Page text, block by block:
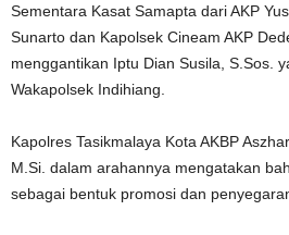
Sementara Kasat Samapta dari AKP
Sunarto dan Kapolsek Cineam AKP
menggantikan Iptu Dian Susila, S.Sos.
Wakapolsek Indihiang.
Kapolres Tasikmalaya Kota AKBP
M.Si. dalam arahannya mengatakan
sebagai bentuk promosi dan